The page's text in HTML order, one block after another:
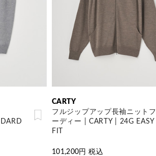
CARTY
フルジップアップ長袖ニットフ
ーディー | CARTY | 24G EASY
FIT
101,200円 税込